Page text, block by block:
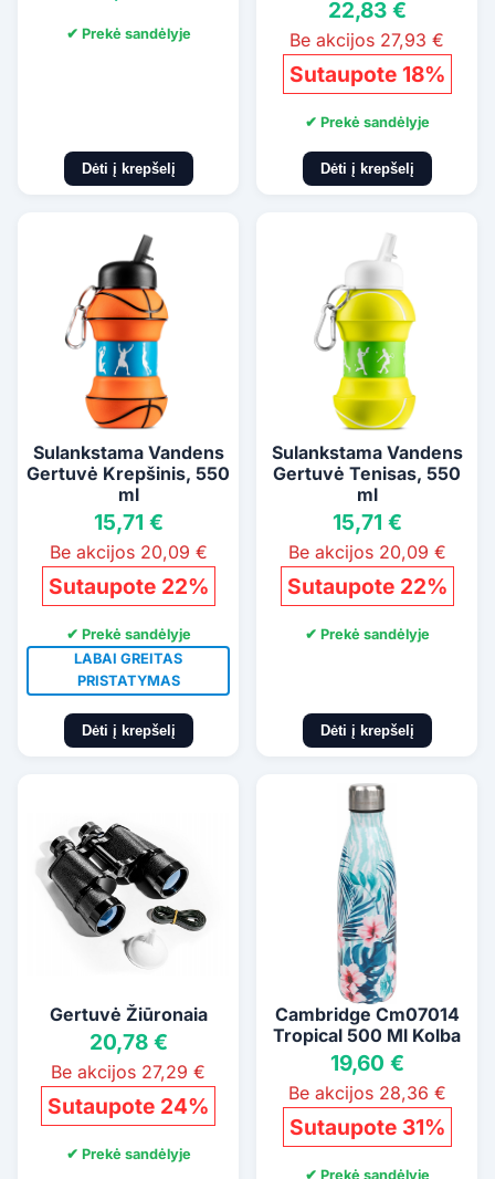
✔ Prekė sandėlyje
Dėti į krepšelį
22,83 €
Be akcijos 27,93 €
Sutaupote 18%
✔ Prekė sandėlyje
Dėti į krepšelį
Sulankstama Vandens
Gertuvė Krepšinis, 550
ml
15,71 €
Be akcijos 20,09 €
Sutaupote 22%
✔ Prekė sandėlyje
LABAI GREITAS
PRISTATYMAS
Dėti į krepšelį
Sulankstama Vandens
Gertuvė Tenisas, 550
ml
15,71 €
Be akcijos 20,09 €
Sutaupote 22%
✔ Prekė sandėlyje
Dėti į krepšelį
Gertuvė Žiūronaia
20,78 €
Be akcijos 27,29 €
Sutaupote 24%
✔ Prekė sandėlyje
Cambridge Cm07014
Tropical 500 Ml Kolba
19,60 €
Be akcijos 28,36 €
Sutaupote 31%
✔ Prekė sandėlyje